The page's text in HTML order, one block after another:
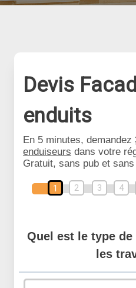
Devis
enduits
En 5 minutes, demandez
enduiseurs dans votre
Gratuit, sans pub et
1 2 3 4
Quel est le type
les